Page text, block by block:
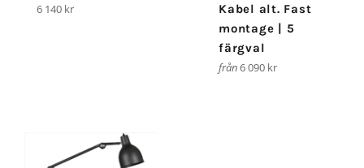
Ordinarie
6 140 kr
Kabel alt. Fast
montage | 5
färgval
från6 090 kr